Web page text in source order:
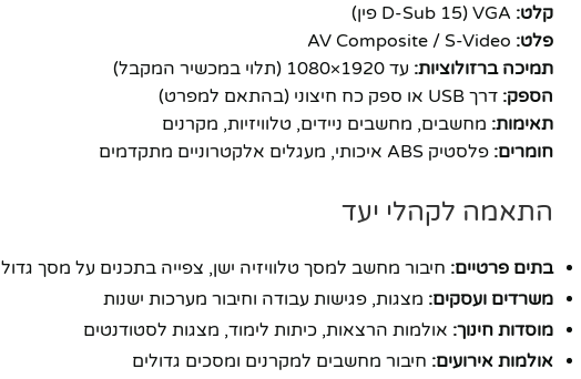
קלט:
פלט:
תמיכה ברזולוציות: עד 1920×1080 (תלוי במכשיר המקבל)
הספק: דרך USB או ספק כח חיצוני (בהתאם למפרט)
תאימות: מחשבים, מחשבים ניידים, טלוויזיות, מקרנים
חומרים: פלסטיק ABS איכותי, מעגלים אלקטרוניים מתקדמים
התאמה לקהלי יעד
בתים פרטיים: חיבור מחשב למסך טלוויזיה ישן, צפייה בתכנים על מסך גדול
משרדים ועסקים: מצגות, פגישות עבודה וחיבור מערכות ישנות
מוסדות חינוך: אולמות הרצאות, כיתות לימוד, מצגות לסטודנטים
אולמות אירועים: חיבור מחשבים למקרנים ומסכים גדולים
פייסבוק